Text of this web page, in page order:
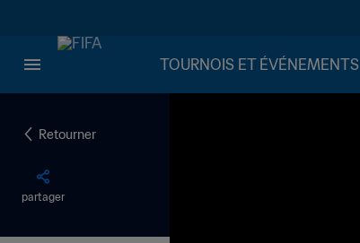
TOURNOIS ET ÉVÉNEMENTS
Retourner
partager